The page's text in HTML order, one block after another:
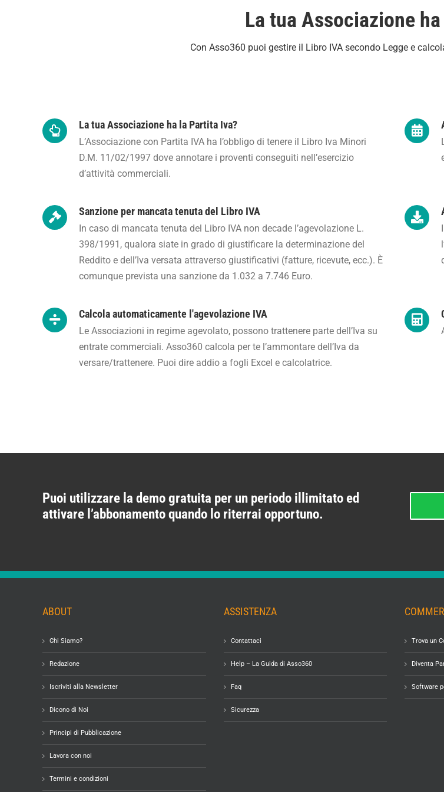
La tua Associazione
Con Asso360 puoi gestire il Libro IVA secondo Legge e
La tua Associazione ha la Partita Iva?
L’Associazione con Partita IVA ha l’obbligo di tenere il Libro Iva Minori
D.M. 11/02/1997 dove annotare i proventi conseguiti nell’esercizio
d’attività commerciali.
Sanzione per mancata tenuta del Libro IVA
In caso di mancata tenuta del Libro IVA non decade l’agevolazione L.
398/1991, qualora siate in grado di giustificare la determinazione del
Reddito e dell’Iva versata attraverso giustificativi (fatture, ricevute, ecc.). È
comunque prevista una sanzione da 1.032 a 7.746 Euro.
Calcola automaticamente l'agevolazione IVA
Le Associazioni in regime agevolato, possono trattenere parte dell’Iva su
entrate commerciali. Asso360 calcola per te l’ammontare dell’Iva da
versare/trattenere. Puoi dire addio a fogli Excel e calcolatrice.
Puoi utilizzare la demo gratuita per un periodo illimitato ed
attivare l’abbonamento quando lo riterrai opportuno.
ABOUT
Chi Siamo?
Redazione
Iscriviti alla Newsletter
Dicono di Noi
Principi di Pubblicazione
Lavora con noi
Termini e condizioni
ASSISTENZA
Contattaci
Help – La Guida di Asso360
Faq
Sicurezza
Trova un
Diventa
Software